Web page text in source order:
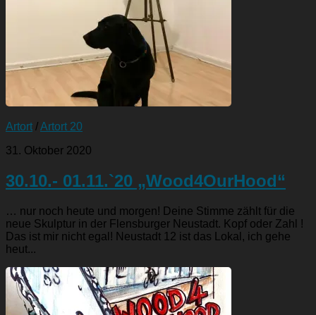
Artort /Artort 20
31. Oktober 2020
30.10.- 01.11.`20 „Wood4OurHood“
… nur noch heute und morgen! Deine Stimme zählt für die
neue Skulptur in der Flensburger Neustadt. Kopf oder Zahl !
Das ist mir nicht egal! Neustadt 12 ist das Lokal, ich gehe
heut...